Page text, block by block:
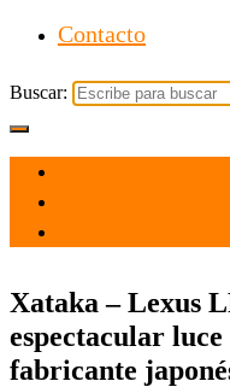
Contacto
Buscar:
Xataka – Lexus
espectacular
fabricante